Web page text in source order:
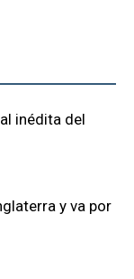
inédita del
y va por